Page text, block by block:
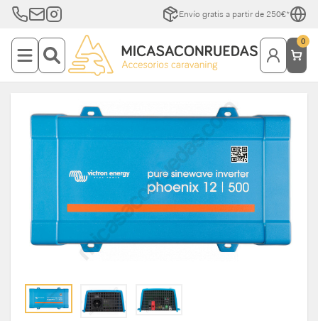
Envío gratis a partir de 250€*
0